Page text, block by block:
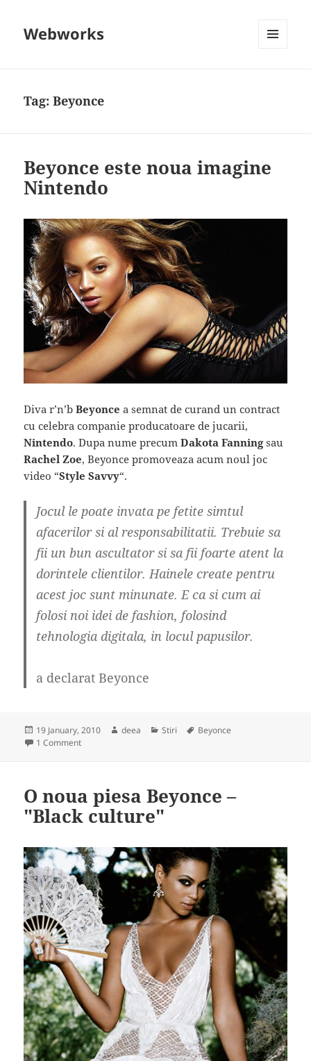
Webworks
Tag:Beyonce
Beyonce este noua imagine
Nintendo
Diva r’n’b Beyonce a semnat de curand un contract
cu celebra companie producatoare de jucarii,
Nintendo. Dupa nume precumDakota Fanningsau
Rachel Zoe, Beyonce promoveaza acum noul joc
video “Style Savvy“.
Jocul le poate invata pe fetite simtul
afacerilor si al responsabilitatii. Trebuie sa
fii un bun ascultator si sa fii foarte atent la
dorintele clientilor. Hainele create pentru
acest joc sunt minunate. E ca si cum ai
folosi noi idei de fashion, folosind
tehnologia digitala, in locul papusilor.
a declarat Beyonce
Posted
on
19 January, 2010 Author
deea Categories
Stiri Tags
Beyonce
1 Commenton Beyonce este noua imagine Nintendo
O noua piesa Beyonce –
"Black culture"